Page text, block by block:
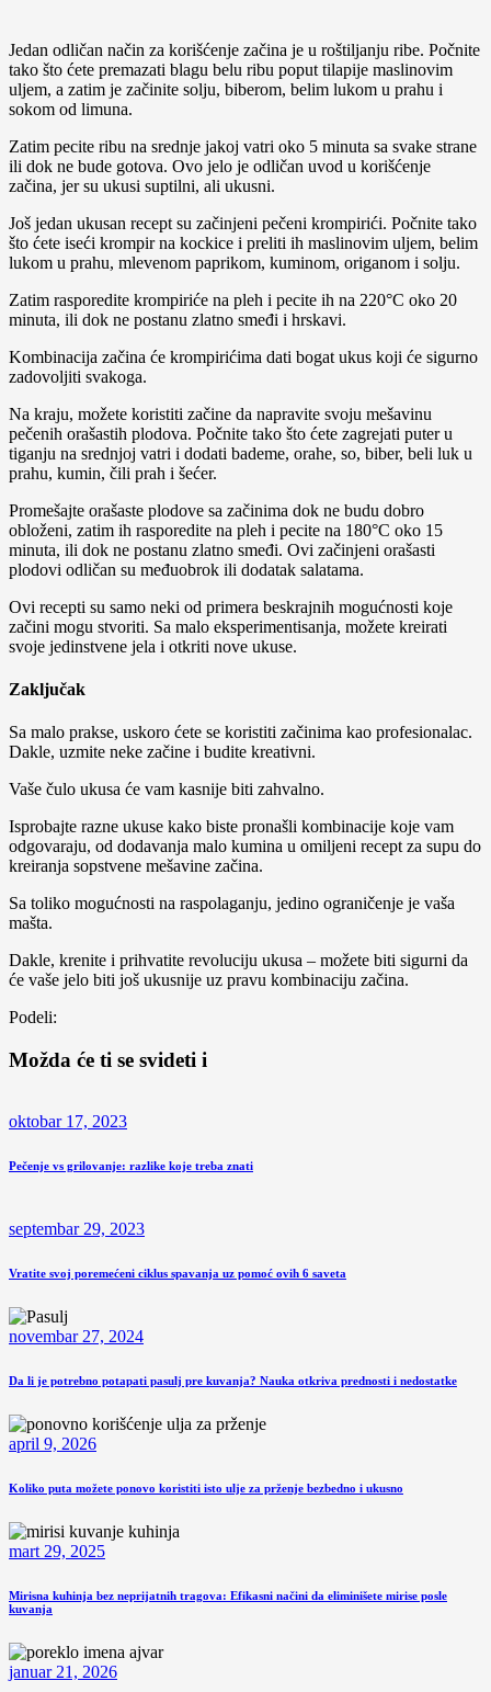
Jedan odličan način za korišćenje začina je u roštiljanju ribe. Počnite
tako što ćete premazati blagu belu ribu poput tilapije maslinovim
uljem, a zatim je začinite solju, biberom, belim lukom u prahu i
sokom od limuna.
Zatim pecite ribu na srednje jakoj vatri oko 5 minuta sa svake strane
ili dok ne bude gotova. Ovo jelo je odličan uvod u korišćenje
začina, jer su ukusi suptilni, ali ukusni.
Još jedan ukusan recept su začinjeni pečeni krompirići. Počnite tako
što ćete iseći krompir na kockice i preliti ih maslinovim uljem, belim
lukom u prahu, mlevenom paprikom, kuminom, origanom i solju.
Zatim rasporedite krompiriće na pleh i pecite ih na 220°C oko 20
minuta, ili dok ne postanu zlatno smeđi i hrskavi.
Kombinacija začina će krompirićima dati bogat ukus koji će sigurno
zadovoljiti svakoga.
Na kraju, možete koristiti začine da napravite svoju mešavinu
pečenih orašastih plodova. Počnite tako što ćete zagrejati puter u
tiganju na srednjoj vatri i dodati bademe, orahe, so, biber, beli luk u
prahu, kumin, čili prah i šećer.
Promešajte orašaste plodove sa začinima dok ne budu dobro
obloženi, zatim ih rasporedite na pleh i pecite na 180°C oko 15
minuta, ili dok ne postanu zlatno smeđi. Ovi začinjeni orašasti
plodovi odličan su međuobrok ili dodatak salatama.
Ovi recepti su samo neki od primera beskrajnih mogućnosti koje
začini mogu stvoriti. Sa malo eksperimentisanja, možete kreirati
svoje jedinstvene jela i otkriti nove ukuse.
Zaključak
Sa malo prakse, uskoro ćete se koristiti začinima kao profesionalac.
Dakle, uzmite neke začine i budite kreativni.
Vaše čulo ukusa će vam kasnije biti zahvalno.
Isprobajte razne ukuse kako biste pronašli kombinacije koje vam
odgovaraju, od dodavanja malo kumina u omiljeni recept za supu do
kreiranja sopstvene mešavine začina.
Sa toliko mogućnosti na raspolaganju, jedino ograničenje je vaša
mašta.
Dakle, krenite i prihvatite revoluciju ukusa – možete biti sigurni da
će vaše jelo biti još ukusnije uz pravu kombinaciju začina.
Podeli:
Možda će ti se svideti i
oktobar 17, 2023
Pečenje vs grilovanje: razlike koje treba znati
septembar 29, 2023
Vratite svoj poremećeni ciklus spavanja uz pomoć ovih 6 saveta
novembar 27, 2024
Da li je potrebno potapati pasulj pre kuvanja? Nauka otkriva prednosti i nedostatke
april 9, 2026
Koliko puta možete ponovo koristiti isto ulje za prženje bezbedno i ukusno
mart 29, 2025
Mirisna kuhinja bez neprijatnih tragova: Efikasni načini da eliminišete mirise posle
kuvanja
januar 21, 2026